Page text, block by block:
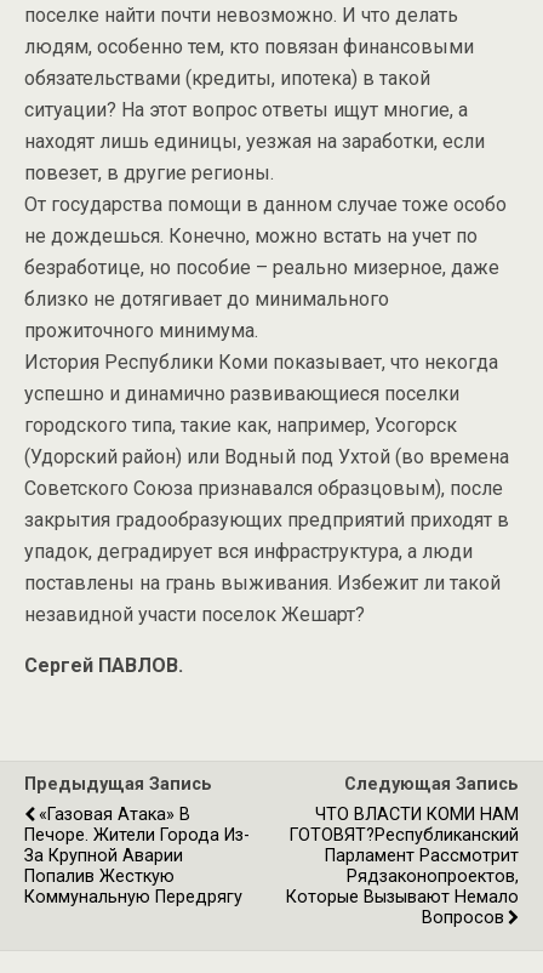
поселке найти почти невозможно. И что делать
людям, особенно тем, кто повязан финансовыми
обязательствами (кредиты, ипотека) в такой
ситуации? На этот вопрос ответы ищут многие, а
находят лишь единицы, уезжая на заработки, если
повезет, в другие регионы.
От государства помощи в данном случае тоже особо
не дождешься. Конечно, можно встать на учет по
безработице, но пособие – реально мизерное, даже
близко не дотягивает до минимального
прожиточного минимума.
История Республики Коми показывает, что некогда
успешно и динамично развивающиеся поселки
городского типа, такие как, например, Усогорск
(Удорский район) или Водный под Ухтой (во времена
Советского Союза признавался образцовым), после
закрытия градообразующих предприятий приходят в
упадок, деградирует вся инфраструктура, а люди
поставлены на грань выживания. Избежит ли такой
незавидной участи поселок Жешарт?
Сергей ПАВЛОВ.
Предыдущая Запись
«Газовая Атака» В
Печоре. Жители Города Из-
За Крупной Аварии
Попалив Жесткую
Коммунальную Передрягу
Следующая Запись
ЧТО ВЛАСТИ КОМИ НАМ
ГОТОВЯТ?Республиканский
Парламент Рассмотрит
Рядзаконопроектов,
Которые Вызывают Немало
Вопросов